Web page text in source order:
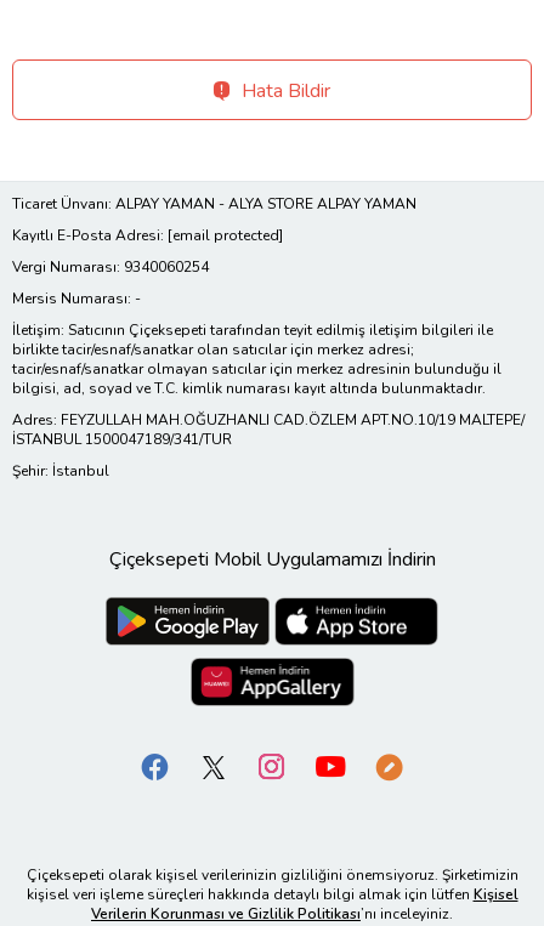
Hata Bildir
Ticaret Ünvanı: ALPAY YAMAN - ALYA STORE ALPAY YAMAN
Kayıtlı E-Posta Adresi: [email protected]
Vergi Numarası: 9340060254
Mersis Numarası: -
İletişim: Satıcının Çiçeksepeti tarafından teyit edilmiş iletişim bilgileri ile
birlikte tacir/esnaf/sanatkar olan satıcılar için merkez adresi;
tacir/esnaf/sanatkar olmayan satıcılar için merkez adresinin bulunduğu il
bilgisi, ad, soyad ve T.C. kimlik numarası kayıt altında bulunmaktadır.
Adres: FEYZULLAH MAH.OĞUZHANLI CAD.ÖZLEM APT.NO.10/19 MALTEPE/
İSTANBUL 1500047189/341/TUR
Şehir: İstanbul
Çiçeksepeti Mobil Uygulamamızı İndirin
Çiçeksepeti olarak kişisel verilerinizin gizliliğini önemsiyoruz. Şirketimizin
kişisel veri işleme süreçleri hakkında detaylı bilgi almak için lütfen Kişisel
Verilerin Korunması ve Gizlilik Politikası’nı inceleyiniz.